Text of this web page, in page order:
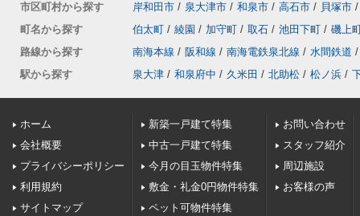
市区町村から探す 岸和田市 / 泉大津市 / 和泉市 / 高石市 / 貝塚市 /
町名から探す
伯太町 / 綾園 / 加守町 / 取石 / 池田下町 / 磯上
路線から探す
南海本線 / 阪和線 / 南海電鉄泉北線 / 水間鉄道 /
駅から探す
泉大津 / 和泉府中 / 久米田 / 北助松 / 松ノ浜 /
ホーム
会社概要
プライバシーポリシー
利用規約
サイトマップ
新築一戸建て特集
中古一戸建て特集
今月の目玉物件特集
敷金・礼金0円物件特集
ペット可物件特集
お問い合わせ
スタッフ紹介
周辺施設
お客様の声